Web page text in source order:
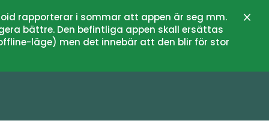
rapporterar i sommar att appen är seg mm.
bättre. Den befintliga appen skall ersättas
läge) men det innebär att den blir för stor